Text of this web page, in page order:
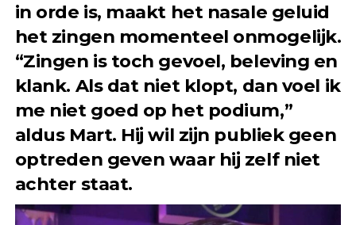
in orde is, maakt het nasale geluid
het zingen momenteel onmogelijk.
“Zingen is toch gevoel, beleving en
klank. Als dat niet klopt, dan voel ik
me niet goed op het podium,”
aldus Mart. Hij wil zijn publiek geen
optreden geven waar hij zelf niet
achter staat.